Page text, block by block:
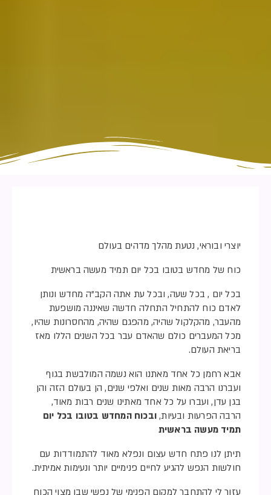
יוצרי ובוראי, נטעת מהלך מדהים בעולם
כוח של מחדש בטובו בכל יום תמיד מעשה בראשית
בכל יום , בכל שעה, ובכל עת אתה הקב”ה מחדש ונותן
לאדם כוח להתחיל התחלה חדשה שאיננה מושפעת
מהעבר, מהקלקול שהיה, מהפגם שהיה, מהחסרונות שהיו,
מכל המעברים כולם שהאדם עבר בכל השנים הללו מאז
בריאת העולם.
אבא רחמן כל אחד מאתנו הוא נשמה המולבשת בגוף
ועברנו הרבה מאות שנים ואלפי שנים, הן בעולם הזה והן
בגן עדן, ועברו על כל אחד מאתינו שנים רבות מאוד,
הרבה הפרעות ובעיות, ובכוח המחדש בטובו בכל יום
תמיד מעשה בראשית
תיתן לנו פתח חדש עצום ונפלא מאוד להתמודדות עם
חולשות הנפש להגיע לחיים פנימיים יותר ונעימות אמיתית.
עזור לי להתחבר למקום הפנימי של נפשי שבו מצוי הכוח